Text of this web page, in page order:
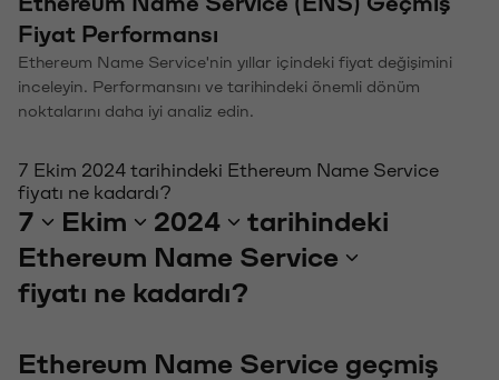
Fiyat Performansı
Ethereum Name Service'nin yıllar içindeki fiyat değişimini
inceleyin. Performansını ve tarihindeki önemli dönüm
noktalarını daha iyi analiz edin.
7 Ekim 2024 tarihindeki Ethereum Name Service
fiyatı ne kadardı?
7 Ekim 2024
tarihindeki
Ethereum Name Service
fiyatı ne kadardı?
Ethereum Name Service geçmiş